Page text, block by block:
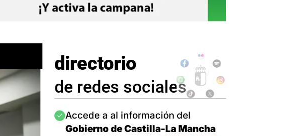
directorio
de redes sociales
Imagen
Accede a al información del
Gobierno de Castilla-La Mancha